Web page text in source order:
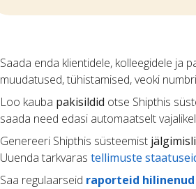
Saada enda klientidele, kolleegidele ja
muudatused, tühistamised, veoki
Loo kauba pakisildid otse Shipthis
saada need edasi automaatselt
Genereeri Shipthis süsteemist
Uuenda tarkvaras tellimuste
Saa regulaarseid raporteid